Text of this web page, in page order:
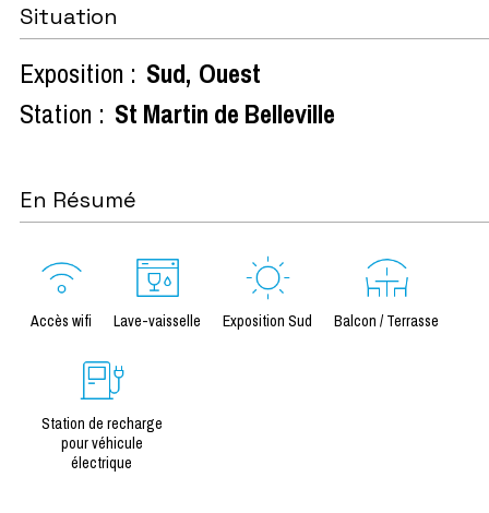
Situation
Exposition : Sud Ouest
Station : St Martin de Belleville
En Résumé
Accès wifi Lave-vaisselle Exposition Sud Balcon / Terrasse
Station de recharge
pour véhicule
électrique